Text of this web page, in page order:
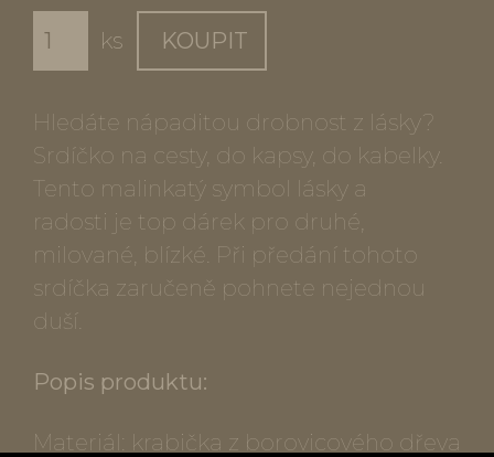
ks KOUPIT
Hledáte nápaditou drobnost z lásky?
Srdíčko na cesty, do kapsy, do kabelky.
Tento malinkatý symbol lásky a
radosti je top dárek pro druhé,
milované, blízké. Při předání tohoto
srdíčka zaručeně pohnete nejednou
duší.
Popis produktu:
Materiál: krabička z borovicového dřeva